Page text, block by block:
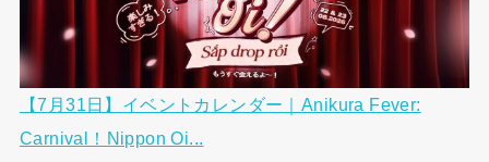
【7月31日】イベントカレンダー｜Anikura Fever:
Carnival！Nippon Oi...